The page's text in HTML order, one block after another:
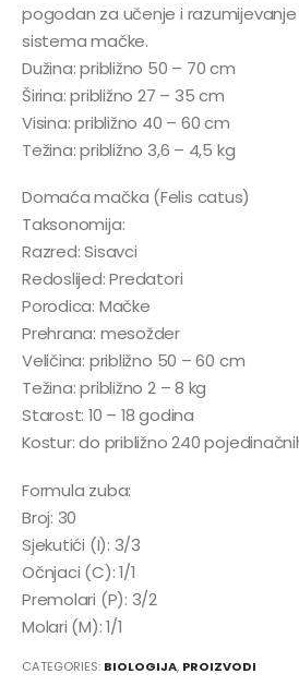
pogodan za učenje i
sistema mačke.
Dužina: približno 50 – 70 cm
Širina: približno 27 – 35 cm
Visina: približno 40 – 60 cm
Težina: približno 3,6 – 4,5 kg
Domaća mačka (Felis catus)
Taksonomija:
Razred: Sisavci
Redoslijed: Predatori
Porodica: Mačke
Prehrana: mesožder
Veličina: približno 50 – 60 cm
Težina: približno 2 – 8 kg
Starost: 10 – 18 godina
Kostur: do približno 240
Formula zuba:
Broj: 30
Sjekutići (I): 3/3
Očnjaci (C): 1/1
Premolari (P): 3/2
Molari (M): 1/1
CATEGORIES: BIOLOGIJA, PROIZVODI